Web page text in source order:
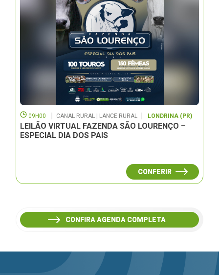
09H00 CANAL RURAL | LANCE RURAL LONDRINA (PR)
LEILÃO VIRTUAL FAZENDA SÃO LOURENÇO –
ESPECIAL DIA DOS PAIS
CONFERIR
CONFIRA AGENDA COMPLETA